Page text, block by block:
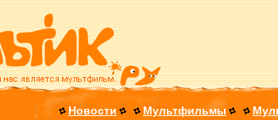
Новости Мультфильмы